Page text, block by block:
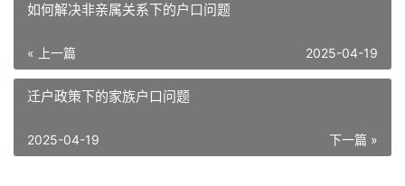
如何解决非亲属关系下的户口问题
« 上一篇 2025-04-19
迁户政策下的家族户口问题
下一篇 »
2025-04-19